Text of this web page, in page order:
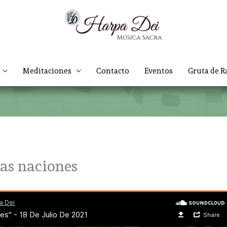
Meditaciones Contacto Eventos Gruta de
naciones